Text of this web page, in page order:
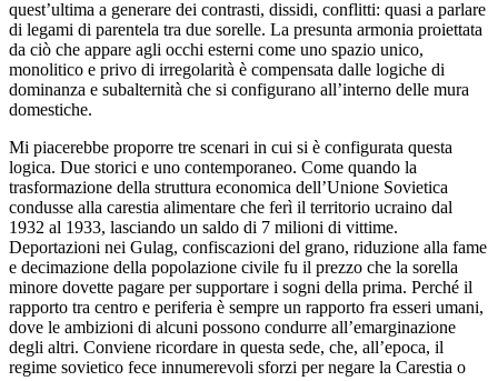
quest’ultima a generare dei contrasti, dissidi, conflitti: quasi a parlare
di legami di parentela tra due sorelle. La presunta armonia proiettata
da ciò che appare agli occhi esterni come uno spazio unico,
monolitico e privo di irregolarità è compensata dalle logiche di
dominanza e subalternità che si configurano all’interno delle mura
domestiche.
Mi piacerebbe proporre tre scenari in cui si è configurata questa
logica. Due storici e uno contemporaneo. Come quando la
trasformazione della struttura economica dell’Unione Sovietica
condusse alla carestia alimentare che ferì il territorio ucraino dal
1932 al 1933, lasciando un saldo di 7 milioni di vittime.
Deportazioni nei Gulag, confiscazioni del grano, riduzione alla fame
e decimazione della popolazione civile fu il prezzo che la sorella
minore dovette pagare per supportare i sogni della prima. Perché il
rapporto tra centro e periferia è sempre un rapporto fra esseri umani,
dove le ambizioni di alcuni possono condurre all’emarginazione
degli altri. Conviene ricordare in questa sede, che, all’epoca, il
regime sovietico fece innumerevoli sforzi per negare la Carestia o